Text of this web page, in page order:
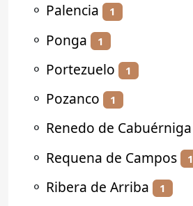
⚬ Palencia 1
⚬ Ponga 1
⚬ Portezuelo 1
⚬ Pozanco 1
⚬ Renedo de Cabuérniga
⚬ Requena de Campos 1
⚬ Ribera de Arriba 1